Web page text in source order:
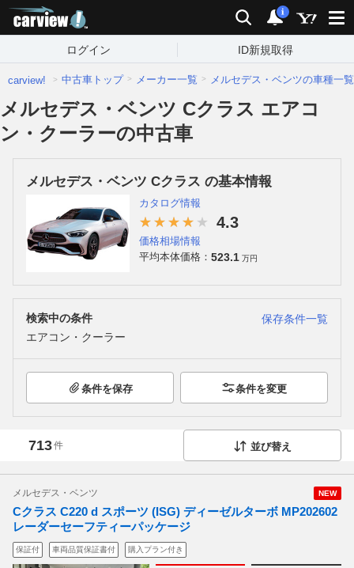
検索 通知
i
ログイン ID新規取得
carview! 中古車トップ メーカー一覧 メルセデス・ベンツの車種一覧
メルセデス・ベンツ Cクラス エアコ
ン・クーラーの中古車
メルセデス・ベンツ Cクラス の基本情報
カタログ情報
4.3
価格相場情報
平均本体価格： 523.1 万円
検索中の条件
保存条件一覧
エアコン・クーラー
条件を保存 条件を変更
713件 並び替え
NEW
メルセデス・ベンツ
Cクラス C220 d スポーツ (ISG) ディーゼルターボ MP202602
レーダーセーフティーパッケージ
保証付 車両品質保証書付 購入プラン付き